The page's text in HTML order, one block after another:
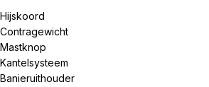
Hijskoord
Contragewicht
Mastknop
Kantelsysteem
Banieruithouder